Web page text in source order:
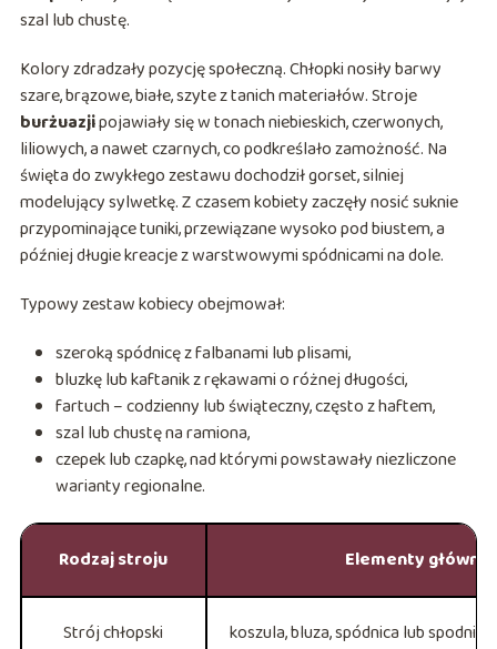
szal lub chustę.
Kolory zdradzały pozycję społeczną. Chłopki nosiły barwy
szare, brązowe, białe, szyte z tanich materiałów. Stroje
burżuazjipojawiały się w tonach niebieskich, czerwonych,
liliowych, a nawet czarnych, co podkreślało zamożność. Na
święta do zwykłego zestawu dochodził gorset, silniej
modelujący sylwetkę. Z czasem kobiety zaczęły nosić suknie
przypominające tuniki, przewiązane wysoko pod biustem, a
później długie kreacje z warstwowymi spódnicami na dole.
Typowy zestaw kobiecy obejmował:
szeroką spódnicę z falbanami lub plisami,
bluzkę lub kaftanik z rękawami o różnej długości,
fartuch – codzienny lub świąteczny, często z haftem,
szal lub chustę na ramiona,
czepek lub czapkę, nad którymi powstawały niezliczone
warianty regionalne.
Rodzaj stroju Elementy główne
Strój chłopski koszula, bluza, spódnica lub